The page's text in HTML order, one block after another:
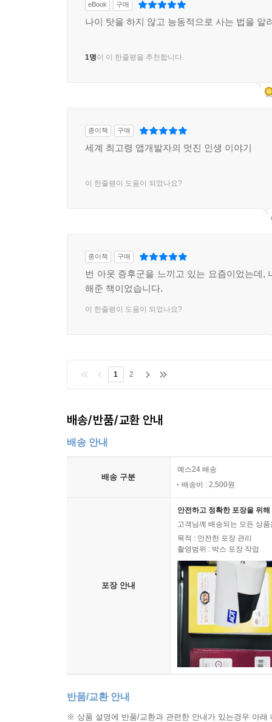
eBook 구매
나이 탓을 하지 않고 능동적으로 사는 법을 알
1명이 이 한줄평을 추천합니다.
종이책 구매
세계 최고령 앱개발자의 멋진 인생 이야기
이 한줄평이 도움이 되었나요?
종이책 구매
번 아웃 증후군을 느끼고 있는 요즘이었는데,
해준 책이었습니다.
이 한줄평이 도움이 되었나요?
1 2
배송/반품/교환 안내
배송 안내
배송 구분
예스24 배송
배송비 : 2,500원
포장 안내
안전하고 정확한 포장을 위
고객님께 배송되는 모든 상
목적 : 안전한 포장 관리
촬영범위 : 박스 포장 작업
반품/교환 안내
※ 상품 설명에 반품/교환과 관련한 안내가 있는경우 아